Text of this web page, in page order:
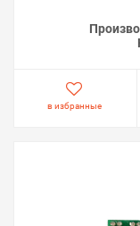
в избранные